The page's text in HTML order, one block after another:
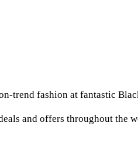
trend fashion at fantastic
and offers throughout the